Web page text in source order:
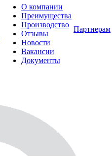
О компании
Преимущества
Производство
Отзывы
Новости
Вакансии
Документы
Партнерам